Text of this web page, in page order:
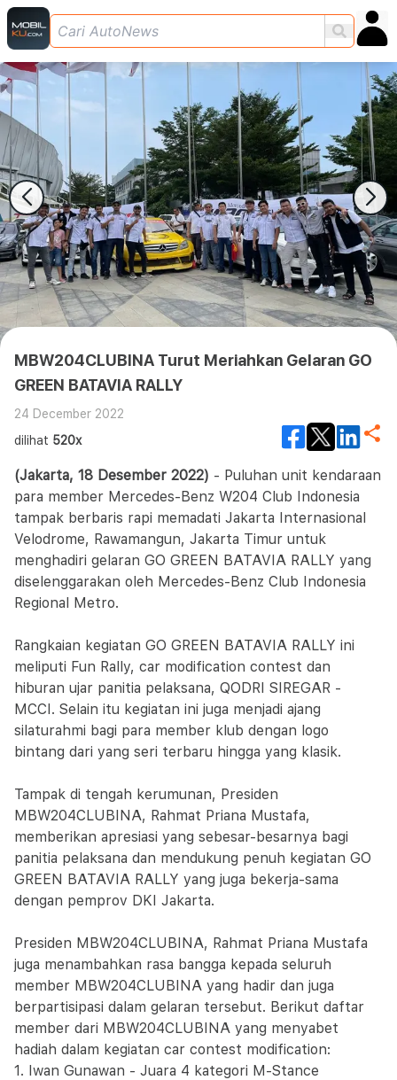
MBW204CLUBINA Turut Meriahkan Gelaran GO
GREEN BATAVIA RALLY
24 December 2022
dilihat 520x
(Jakarta, 18 Desember 2022) - Puluhan unit kendaraan
para member Mercedes-Benz W204 Club Indonesia
tampak berbaris rapi memadati Jakarta Internasional
Velodrome, Rawamangun, Jakarta Timur untuk
menghadiri gelaran GO GREEN BATAVIA RALLY yang
diselenggarakan oleh Mercedes-Benz Club Indonesia
Regional Metro.
Rangkaian kegiatan GO GREEN BATAVIA RALLY ini
meliputi Fun Rally, car modification contest dan
hiburan ujar panitia pelaksana, QODRI SIREGAR -
MCCI. Selain itu kegiatan ini juga menjadi ajang
silaturahmi bagi para member klub dengan logo
bintang dari yang seri terbaru hingga yang klasik.
Tampak di tengah kerumunan, Presiden
MBW204CLUBINA, Rahmat Priana Mustafa,
memberikan apresiasi yang sebesar-besarnya bagi
panitia pelaksana dan mendukung penuh kegiatan GO
GREEN BATAVIA RALLY yang juga bekerja-sama
dengan pemprov DKI Jakarta.
Presiden MBW204CLUBINA, Rahmat Priana Mustafa
juga menambahkan rasa bangga kepada seluruh
member MBW204CLUBINA yang hadir dan juga
berpartisipasi dalam gelaran tersebut. Berikut daftar
member dari MBW204CLUBINA yang menyabet
hadiah dalam kegiatan car contest modification:
1. Iwan Gunawan - Juara 4 kategori M-Stance